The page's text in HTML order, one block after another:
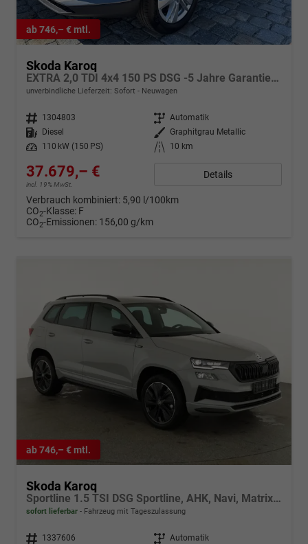
ab 746,– € mtl.
Skoda Karoq
EXTRA 2,0 TDI 4x4 150 PS DSG -5 Jahre Garantie-Anhängerkupplung-ACC Tempomat-AppleCarPlay-AndroidAuto-Sunset-2-Zonen-Klima-17''Alu-Rückfahrkamera-Sofort
unverbindliche Lieferzeit: Sofort Neuwagen
Fahrzeugnr. 1304803 Getriebe Automatik
Kraftstoff
Diesel Außenfarbe
Graphitgrau Metallic
Leistung
110 kW (150 PS) Kilometerstand 10 km
37.679,– €
incl. 19% MwSt.
Details
Verbrauch kombiniert: 5,90 l/100km
CO2-Klasse: F
CO2-Emissionen: 156,00 g/km
ab 746,– € mtl.
Skoda Karoq
Sportline 1.5 TSI DSG Sportline, AHK, Navi, Matrix, Kamera, el. Klappe, 5-J. Garantie
sofort lieferbar Fahrzeug mit Tageszulassung
Fahrzeugnr. 1337606 Getriebe Automatik